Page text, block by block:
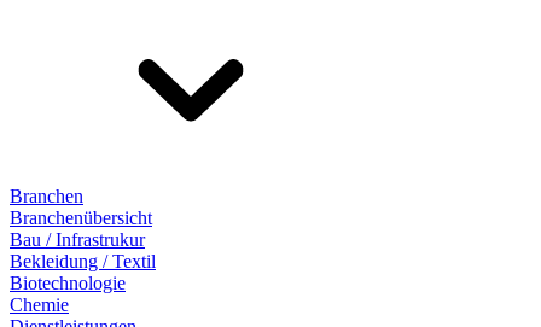
Branchen
Branchenübersicht
Bau / Infrastrukur
Bekleidung / Textil
Biotechnologie
Chemie